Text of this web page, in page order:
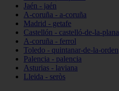
Jaén - jaén
A-coruña - a-coruña
Madrid - getafe
Castellón - castelló-de-la-plana
A-coruña - ferrol
Toledo - quintanar-de-la-orden
Palencia - palencia
Asturias - laviana
Lleida - seròs